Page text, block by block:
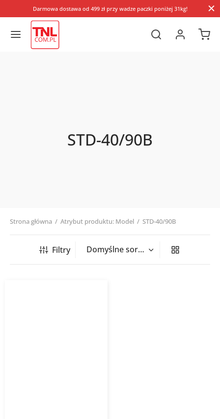
Darmowa dostawa od 499 zł przy wadze paczki poniżej 31kg!
STD-40/90B
Strona główna / Atrybut produktu: Model / STD-40/90B
Filtry